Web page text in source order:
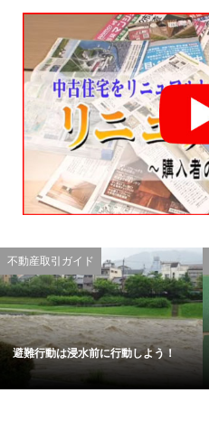
不動産取引ガイド
避難行動は浸水前に行動しよう！